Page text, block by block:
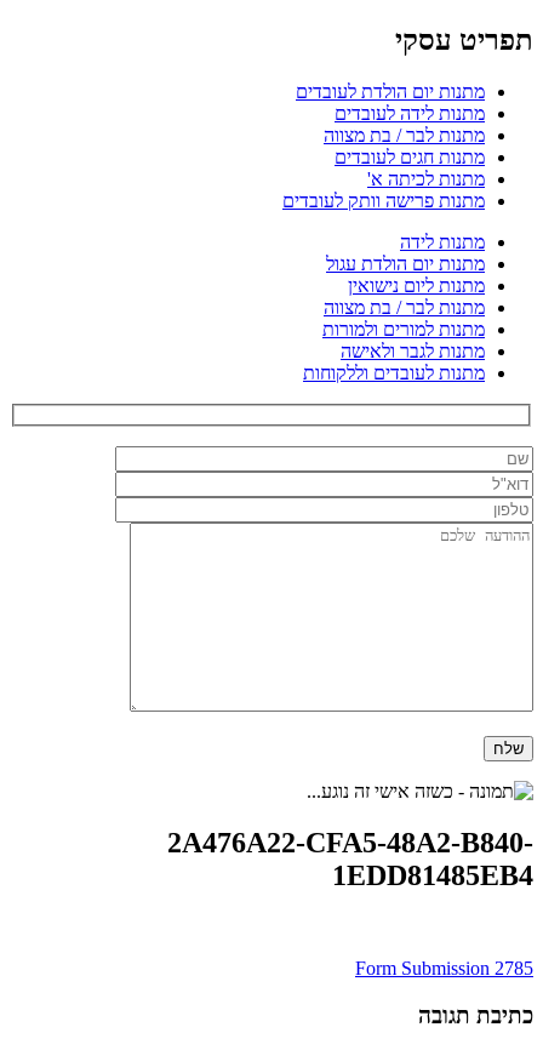
תפריט עסקי
מתנות יום הולדת לעובדים
מתנות לידה לעובדים
מתנות לבר / בת מצווה
מתנות חגים לעובדים
מתנות לכיתה א'
מתנות פרישה וותק לעובדים
מתנות לידה
מתנות יום הולדת עגול
מתנות ליום נישואין
מתנות לבר / בת מצווה
מתנות למורים ולמורות
מתנות לגבר ולאישה
מתנות לעובדים וללקוחות
2A476A22-CFA5-48A2-B840-
1EDD81485EB4
ניווט
Form Submission 2785
כתיבת תגובה